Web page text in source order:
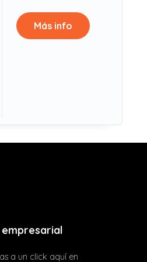
Más info
a un click aquí en